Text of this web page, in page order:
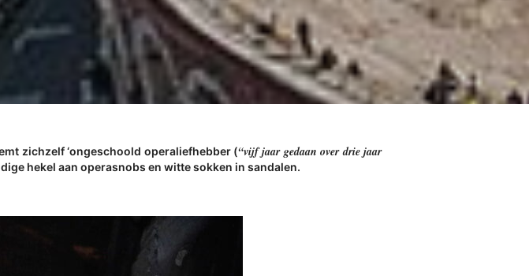
zichzelf ‘ongeschoold operaliefhebber (“vijf jaar gedaan over drie jaar
hekel aan operasnobs en witte sokken in sandalen.